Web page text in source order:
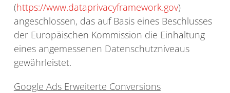
(https://www.dataprivacyframework.gov)
angeschlossen, das auf Basis eines Beschlusses
der Europäischen Kommission die Einhaltung
eines angemessenen Datenschutzniveaus
gewährleistet.
Google Ads Erweiterte Conversions